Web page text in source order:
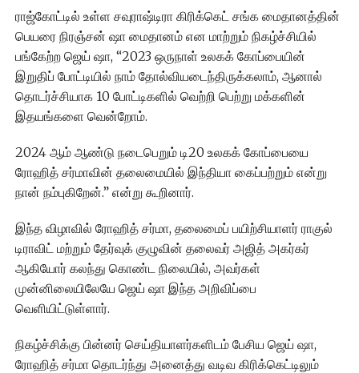
ராஜ்கோட்டில் உள்ள சவுராஷ்டிரா கிரிக்கெட் சங்க மைதானத்தின்
பெயரை நிரஞ்சன் ஷா மைதானம் என மாற்றும் நிகழ்ச்சியில்
பங்கேற்ற ஜெய் ஷா, “2023 ஒருநாள் உலகக் கோப்பையின்
இறுதிப் போட்டியில் நாம் தோல்வியடைந்திருக்கலாம், ஆனால்
தொடர்ச்சியாக 10 போட்டிகளில் வெற்றி பெற்று மக்களின்
இதயங்களை வென்றோம்.
2024 ஆம் ஆண்டு நடைபெறும் டி20 உலகக் கோப்பையை
ரோஹித் சர்மாவின் தலைமையில் இந்தியா கைப்பற்றும் என்று
நான் நம்புகிறேன்.” என்று கூறினார்.
இந்த விழாவில் ரோஹித் சர்மா, தலைமைப் பயிற்சியாளர் ராகுல்
டிராவிட் மற்றும் தேர்வுக் குழுவின் தலைவர் அஜித் அகர்கர்
ஆகியோர் கலந்து கொண்ட நிலையில், அவர்கள்
முன்னிலையிலேயே ஜெய் ஷா இந்த அறிவிப்பை
வெளியிட்டுள்ளார்.
நிகழ்ச்சிக்கு பின்னர் செய்தியாளர்களிடம் பேசிய ஜெய் ஷா,
ரோஹித் சர்மா தொடர்ந்து அனைத்து வடிவ கிரிக்கெட்டிலும்